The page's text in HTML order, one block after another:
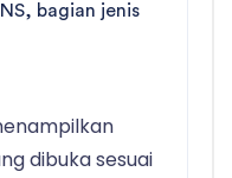
bagian jenis
dibuka sesuai